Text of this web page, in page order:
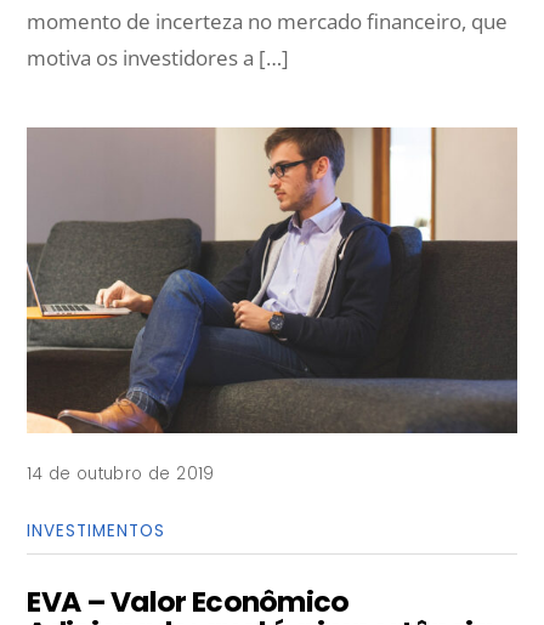
momento de incerteza no mercado financeiro, que
motiva os investidores a […]
14 de outubro de 2019
INVESTIMENTOS
EVA – Valor Econômico